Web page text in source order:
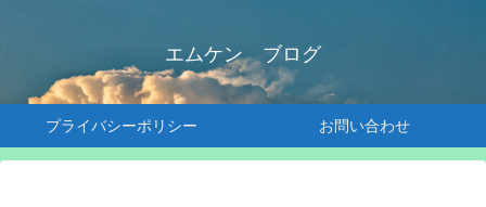
エムケン ブログ
プライバシーポリシー お問い合わせ